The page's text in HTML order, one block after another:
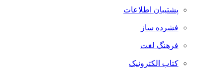
پشتیبان اطلاعات
فشرده ساز
فرهنگ لغت
کتاب الکترونیک